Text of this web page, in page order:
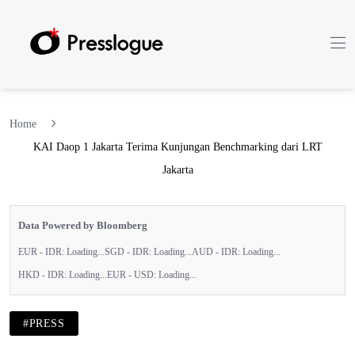
Home
KAI Daop 1 Jakarta Terima Kunjungan Benchmarking dari LRT
Jakarta
Data Powered by Bloomberg
EUR - IDR: Loading... SGD - IDR: Loading... AUD - IDR: Loading...
HKD - IDR: Loading... EUR - USD: Loading...
#PRESS